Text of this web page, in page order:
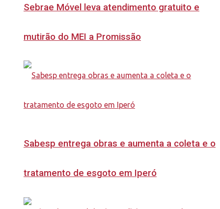
Sebrae Móvel leva atendimento gratuito e
mutirão do MEI a Promissão
Sabesp entrega obras e aumenta a coleta e o
tratamento de esgoto em Iperó